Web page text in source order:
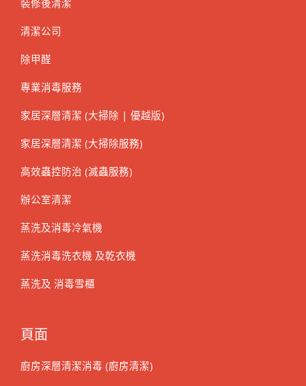
裝修後清潔
清潔公司
除甲醛
專業消毒服務
家居深層清潔 (大掃除 | 優越版)
家居深層清潔 (大掃除服務)
高效蟲控防治 (滅蟲服務)
辦公室清潔
蒸洗及消毒冷氣機
蒸洗消毒洗衣機 及乾衣機
蒸洗及 消毒雪櫃
頁面
廚房深層清潔消毒 (廚房清潔)